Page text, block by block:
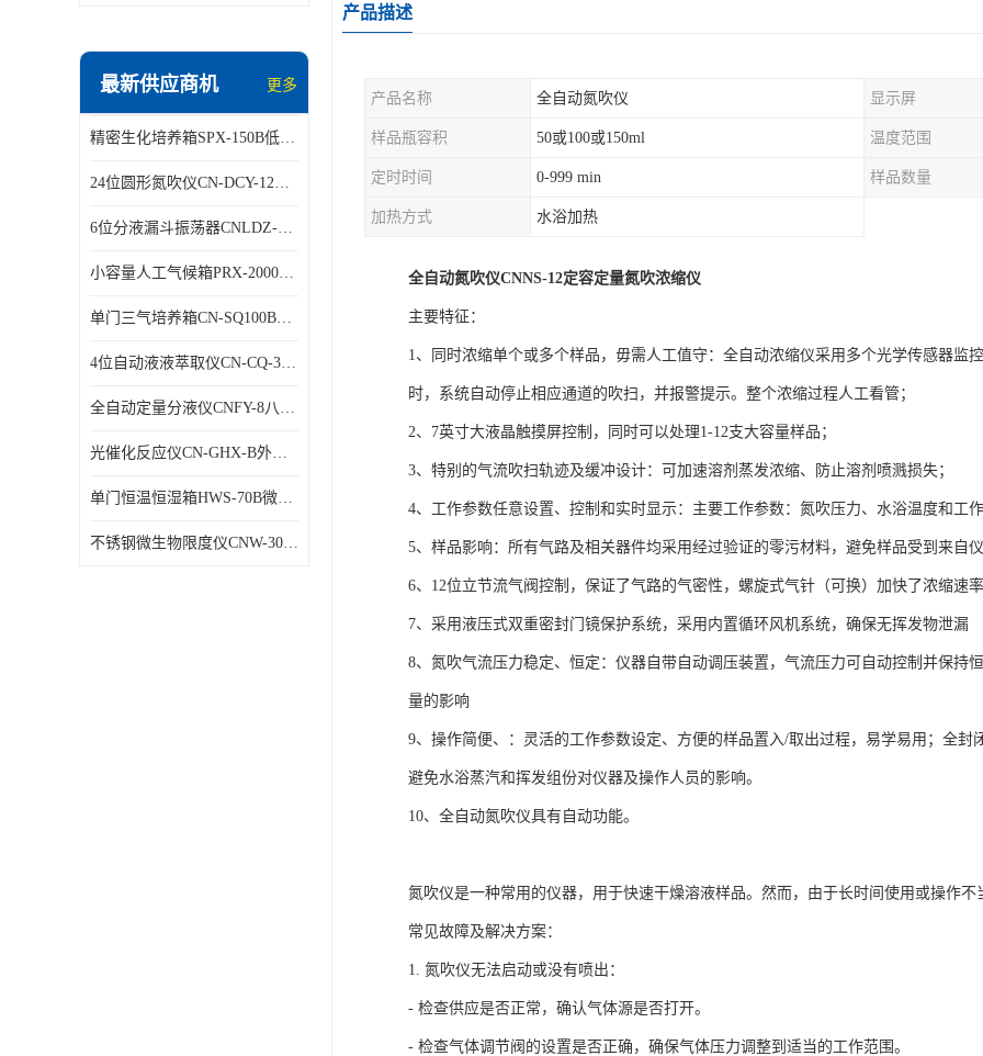
最新供应商机 更多
精密生化培养箱SPX-150B低温细菌培养箱
24位圆形氮吹仪CN-DCY-12Y水浴氮气吹扫捕集仪
6位分液漏斗振荡器CNLDZ-8D垂直净化振荡器
小容量人工气候箱PRX-2000A低温养虫箱
单门三气培养箱CN-SQ100B低氧细胞试验箱
4位自动液液萃取仪CN-CQ-3C油水萃取装置
全自动定量分液仪CNFY-8八排联管分液器
光催化反应仪CN-GHX-B外照式光化学反应器
单门恒温恒湿箱HWS-70B微生物细菌培养箱
不锈钢微生物限度仪CNW-300B薄膜过滤器
产品描述
产品名称 全自动氮吹仪 显示屏
样品瓶容积 50或100或150ml 温度范围
定时时间 0-999 min 样品数量
加热方式 水浴加热
全自动氮吹仪CNNS-12定容定量氮吹浓缩仪
主要特征：
1、同时浓缩单个或多个样品，毋需人工值守：全自动浓缩仪采用多个光学传感器监
时，系统自动停止相应通道的吹扫，并报警提示。整个浓缩过程人工看管；
2、7英寸大液晶触摸屏控制，同时可以处理1-12支大容量样品；
3、特别的气流吹扫轨迹及缓冲设计：可加速溶剂蒸发浓缩、防止溶剂喷溅损失；
4、工作参数任意设置、控制和实时显示：主要工作参数：氮吹压力、水浴温度和工
5、样品影响：所有气路及相关器件均采用经过验证的零污材料，避免样品受到来自
6、12位立节流气阀控制，保证了气路的气密性，螺旋式气针（可换）加快了浓缩速
7、采用液压式双重密封门镜保护系统，采用内置循环风机系统，确保无挥发物泄漏
8、氮吹气流压力稳定、恒定：仪器自带自动调压装置，气流压力可自动控制并保持
量的影响
9、操作简便、：灵活的工作参数设定、方便的样品置入/取出过程，易学易用；全
避免水浴蒸汽和挥发组份对仪器及操作人员的影响。
10、全自动氮吹仪具有自动功能。
氮吹仪是一种常用的仪器，用于快速干燥溶液样品。然而，由于长时间使用或操作
常见故障及解决方案：
1. 氮吹仪无法启动或没有喷出：
- 检查供应是否正常，确认气体源是否打开。
- 检查气体调节阀的设置是否正确，确保气体压力调整到适当的工作范围。